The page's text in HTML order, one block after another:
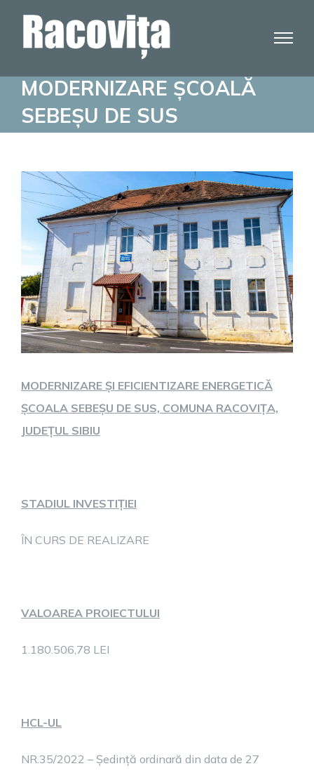
MODERNIZARE ȘCOALĂ
SEBEȘU DE SUS
MODERNIZARE ȘI EFICIENTIZARE ENERGETICĂ
ȘCOALA SEBEȘU DE SUS, COMUNA RACOVIȚA,
JUDEȚUL SIBIU
STADIUL INVESTIȚIEI
ÎN CURS DE REALIZARE
VALOAREA PROIECTULUI
1.180.506,78 LEI
HCL-UL
NR.35/2022 – Ședință ordinară din data de 27